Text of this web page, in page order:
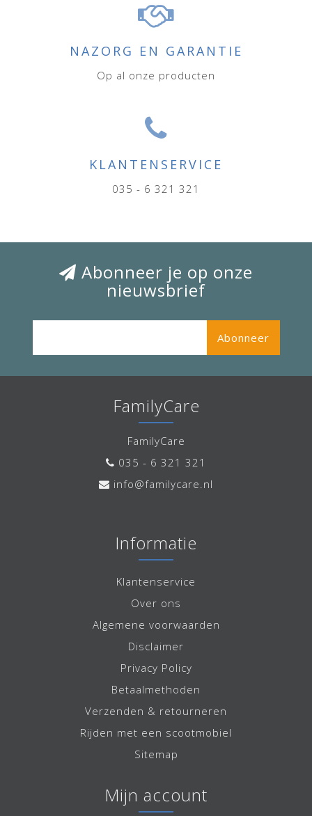
NAZORG EN GARANTIE
Op al onze producten
KLANTENSERVICE
035 - 6 321 321
Abonneer je op onze
nieuwsbrief
Abonneer
FamilyCare
FamilyCare
035 - 6 321 321
info@familycare.nl
Informatie
Klantenservice
Over ons
Algemene voorwaarden
Disclaimer
Privacy Policy
Betaalmethoden
Verzenden & retourneren
Rijden met een scootmobiel
Sitemap
Mijn account